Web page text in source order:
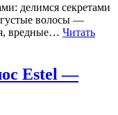
делимся секретами
волосы —
вредные… Читать
Estel —